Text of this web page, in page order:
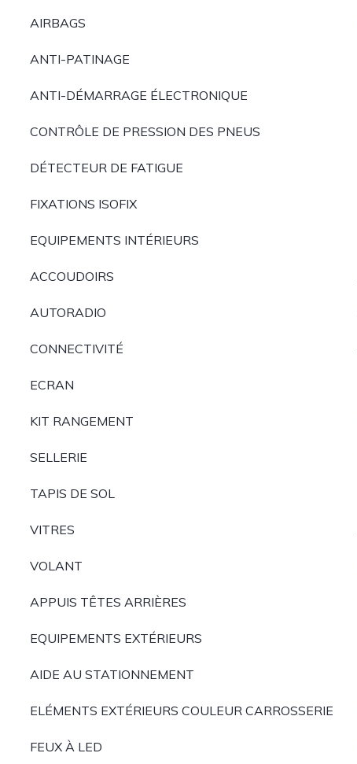
AIRBAGS
ANTI-PATINAGE
ANTI-DÉMARRAGE ÉLECTRONIQUE
CONTRÔLE DE PRESSION DES PNEUS
DÉTECTEUR DE FATIGUE
FIXATIONS ISOFIX
EQUIPEMENTS INTÉRIEURS
ACCOUDOIRS
AUTORADIO
CONNECTIVITÉ
ECRAN
KIT RANGEMENT
SELLERIE
TAPIS DE SOL
VITRES
VOLANT
APPUIS TÊTES ARRIÈRES
EQUIPEMENTS EXTÉRIEURS
AIDE AU STATIONNEMENT
ELÉMENTS EXTÉRIEURS COULEUR CARROSSERIE
FEUX À LED